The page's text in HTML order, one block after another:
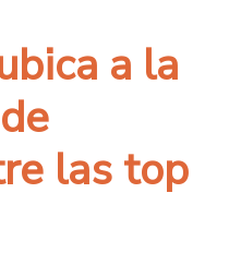
a la
las top